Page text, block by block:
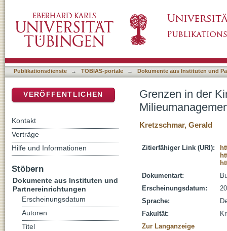
Publikationsdienste → TOBIAS-portale → Dokumente aus Instituten und
Grenzen in der
Kretzschmar, Gerald
Zitierfähiger Link (URI):
Dokumentart:
Erscheinungsdatum:
Sprache:
Fakultät:
Zur Langanzeige
VERÖFFENTLICHEN
Kontakt
Verträge
Hilfe und Informationen
Stöbern
Dokumente aus Instituten und
Partnereinrichtungen
Erscheinungsdatum
Autoren
Titel